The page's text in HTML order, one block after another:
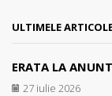
ULTIMELE
ERATA LA
27 iulie 2026